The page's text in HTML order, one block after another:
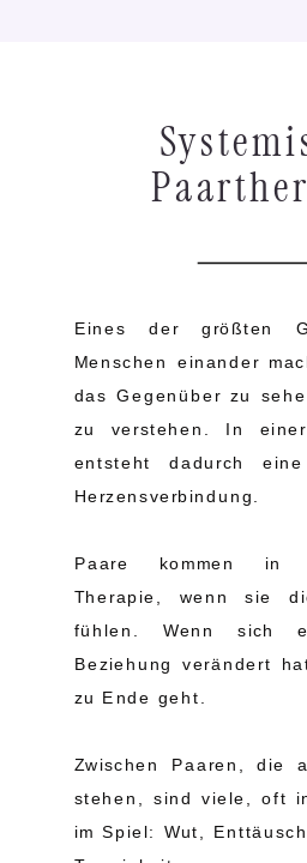
Eines der größten
Menschen einander
das Gegenüber zu
zu verstehen. In einer
entsteht dadurch eine
Herzensverbindung.
Paare kommen in
Therapie, wenn sie
fühlen. Wenn sich
Beziehung verändert
zu Ende geht.
Zwischen Paaren, die
stehen, sind viele, oft
im Spiel: Wut,